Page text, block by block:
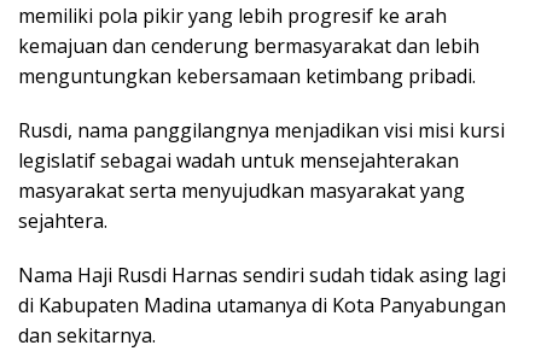
memiliki pola pikir yang lebih progresif ke arah
kemajuan dan cenderung bermasyarakat dan lebih
menguntungkan kebersamaan ketimbang pribadi.
Rusdi, nama panggilangnya menjadikan visi misi kursi
legislatif sebagai wadah untuk mensejahterakan
masyarakat serta menyujudkan masyarakat yang
sejahtera.
Nama Haji Rusdi Harnas sendiri sudah tidak asing lagi
di Kabupaten Madina utamanya di Kota Panyabungan
dan sekitarnya.